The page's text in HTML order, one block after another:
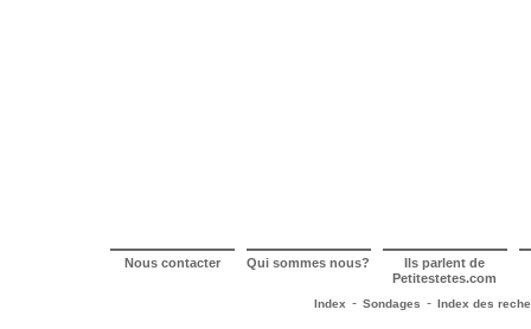
Nous contacter Qui sommes nous? Ils parlent de
Petitestetes.com
Index - Sondages - Index des